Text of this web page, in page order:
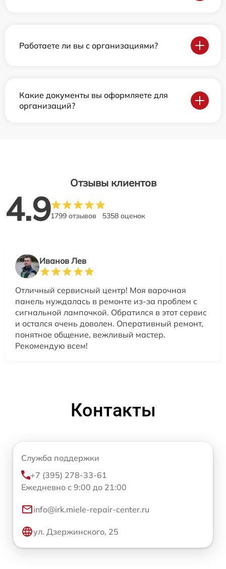
Работаете ли вы с организациями?
Какие документы вы оформляете для
организаций?
Отзывы клиентов
4.91799 отзывов 5358 оценок
Иванов Лев
Отличный сервисный центр! Моя варочная
панель нуждалась в ремонте из-за проблем с
сигнальной лампочкой. Обратился в этот сервис
и остался очень доволен. Оперативный ремонт,
понятное общение, вежливый мастер.
Рекомендую всем!
Контакты
Служба поддержки
+7 (395) 278-33-61
Ежедневно с 9:00 до 21:00
info@irk.miele-repair-center.ru
ул. Дзержинского, 25